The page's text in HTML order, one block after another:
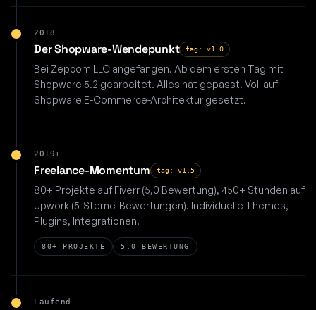
2018
Der Shopware-Wendepunkt tag: v1.0
Bei Zepcom LLC angefangen. Ab dem ersten Tag mit
Shopware 5.2 gearbeitet. Alles hat gepasst. Voll auf
Shopware E-Commerce-Architektur gesetzt.
2019+
Freelance-Momentum tag: v1.5
80+ Projekte auf Fiverr (5,0 Bewertung), 450+ Stunden auf
Upwork (5-Sterne-Bewertungen). Individuelle Themes,
Plugins, Integrationen.
80+ PROJEKTE 5,0 BEWERTUNG
Laufend